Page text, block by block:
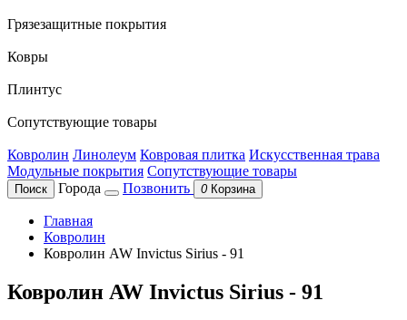
Грязезащитные покрытия
Ковры
Плинтус
Сопутствующие товары
Ковролин Линолеум Ковровая плитка Искусственная трава
Модульные покрытия Сопутствующие товары
Поиск Города Позвонить 0 Корзина
Главная
Ковролин
Ковролин AW Invictus Sirius - 91
Ковролин AW Invictus Sirius - 91